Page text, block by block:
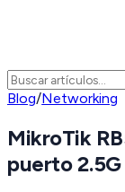
Blog/Networking
MikroTik
puerto 2.5G